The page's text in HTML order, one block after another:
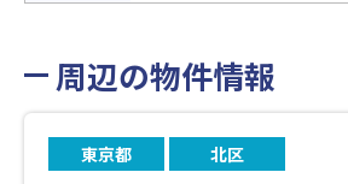
周辺の物件情報
東京都 北区